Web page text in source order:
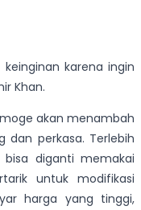
karena ingin
Khan.
akan menambah
dan perkasa. Terlebih
diganti memakai
untuk modifikasi
harga yang tinggi,